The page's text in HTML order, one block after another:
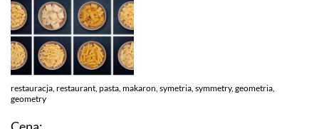
restauracja, restaurant, pasta, makaron, symetria, symmetry, geometria,
geometry